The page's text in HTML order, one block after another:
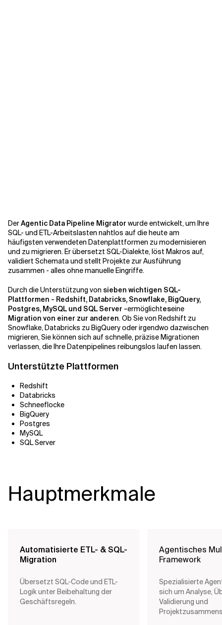
DerAgentic Data Pipeline Migrator wurde entwickelt, um Ihre
SQL- und ETL-Arbeitslasten nahtlos auf die heute am
häufigsten verwendeten Datenplattformen zu modernisieren
und zu migrieren. Er übersetzt SQL-Dialekte, löst Makros auf,
validiert Schemata und stellt Projekte zur Ausführung
zusammen - alles ohne manuelle Eingriffe.
Durch die Unterstützung von sieben wichtigen SQL-
Plattformen - Redshift, Databricks, Snowflake, BigQuery,
Postgres, MySQL und SQL Server -ermöglichteseine
Migration von einer zur anderen. Ob Sie von Redshift zu
Snowflake, Databricks zu BigQuery oder irgendwo dazwischen
migrieren, Sie können sich auf schnelle, präzise Migrationen
verlassen, die Ihre Datenpipelines reibungslos laufen lassen.
Unterstützte Plattformen
Redshift
Databricks
Schneeflocke
BigQuery
Postgres
MySQL
SQL Server
Hauptmerkmale
Automatisierte ETL- & SQL-
Migration
Übersetzt SQL-Code und ETL-
Logik unter Beibehaltung der
Geschäftsregeln.
Agentisches
Framework
Spezialisierte
sich um Analyse,
Validierung und